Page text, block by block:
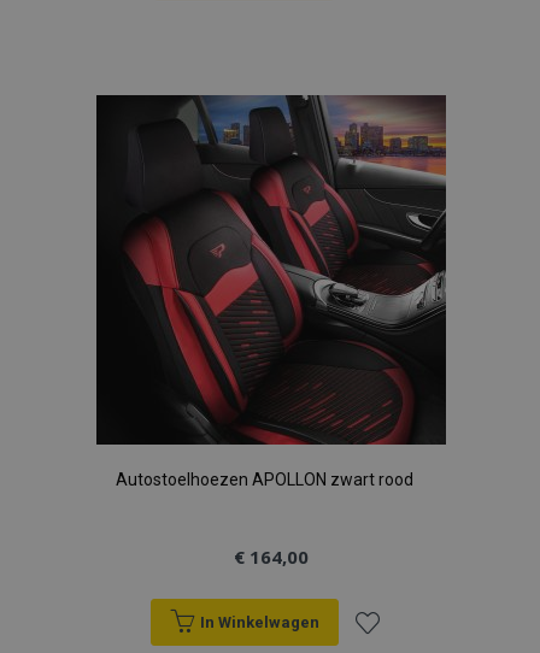
aan
verlanglijst
Autostoelhoezen APOLLON zwart rood
€ 164,00
In Winkelwagen